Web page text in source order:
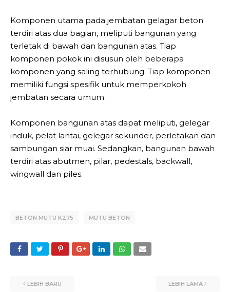
Komponen utama pada jembatan gelagar beton
terdiri atas dua bagian, meliputi bangunan yang
terletak di bawah dan bangunan atas. Tiap
komponen pokok ini disusun oleh beberapa
komponen yang saling terhubung. Tiap komponen
memiliki fungsi spesifik untuk memperkokoh
jembatan secara umum.
Komponen bangunan atas dapat meliputi, gelegar
induk, pelat lantai, gelegar sekunder, perletakan dan
sambungan siar muai. Sedangkan, bangunan bawah
terdiri atas abutmen, pilar, pedestals, backwall,
wingwall dan piles.
BETON MUTU K275 MUTU BETON
LEBIH BARU LEBIH LAMA